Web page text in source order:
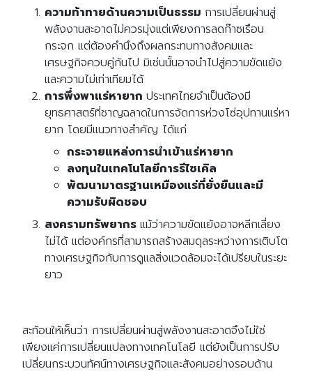
ความท้าทายด้านความเป็นธรรม การเปลี่ยนผ่านสู่
พลังงานสะอาดไม่ควรมุ่งแต่เพียงการลดก๊าซเรือน
กระจก แต่ต้องคำนึงถึงผลกระทบทางสังคมและ
เศรษฐกิจควบคู่กันไป มิเช่นนั้นอาจนำไปสู่ความขัดแย้ง
และความไม่เท่าเทียมได้
การพึ่งพาแร่หายาก ประเทศไทยจำเป็นต้องมี
ยุทธศาสตร์ที่ชาญฉลาดในการจัดการห่วงโซ่อุปทานแร่หา
ยาก โดยมีแนวทางสำคัญ ได้แก่
กระจายแหล่งการนำเข้าแร่หายาก
ลงทุนในเทคโนโลยีการรีไซเคิล
พัฒนามาตรฐานเหมืองแร่ที่ยั่งยืนและมี
ความรับผิดชอบ
สงครามทรัพยากร แม้ว่าความขัดแย้งอาจหลีกเลี่ยง
ไม่ได้ แต่องค์กรที่สามารถสร้างสมดุลระหว่างการเติบโต
ทางเศรษฐกิจกับการดูแลสิ่งแวดล้อมจะได้เปรียบในระยะ
ยาว
สะท้อนให้เห็นว่า การเปลี่ยนผ่านสู่พลังงานสะอาดจึงไม่ใช่
เพียงแค่การเปลี่ยนแปลงทางเทคโนโลยี แต่ยังเป็นการปรับ
เปลี่ยนกระบวนทัศน์ทางเศรษฐกิจและสังคมอย่างรอบด้าน